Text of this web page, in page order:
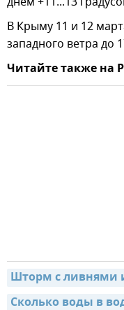
В Крыму 11 и 12
западного ветра до
Читайте также на
Шторм с ливнями
Сколько воды в